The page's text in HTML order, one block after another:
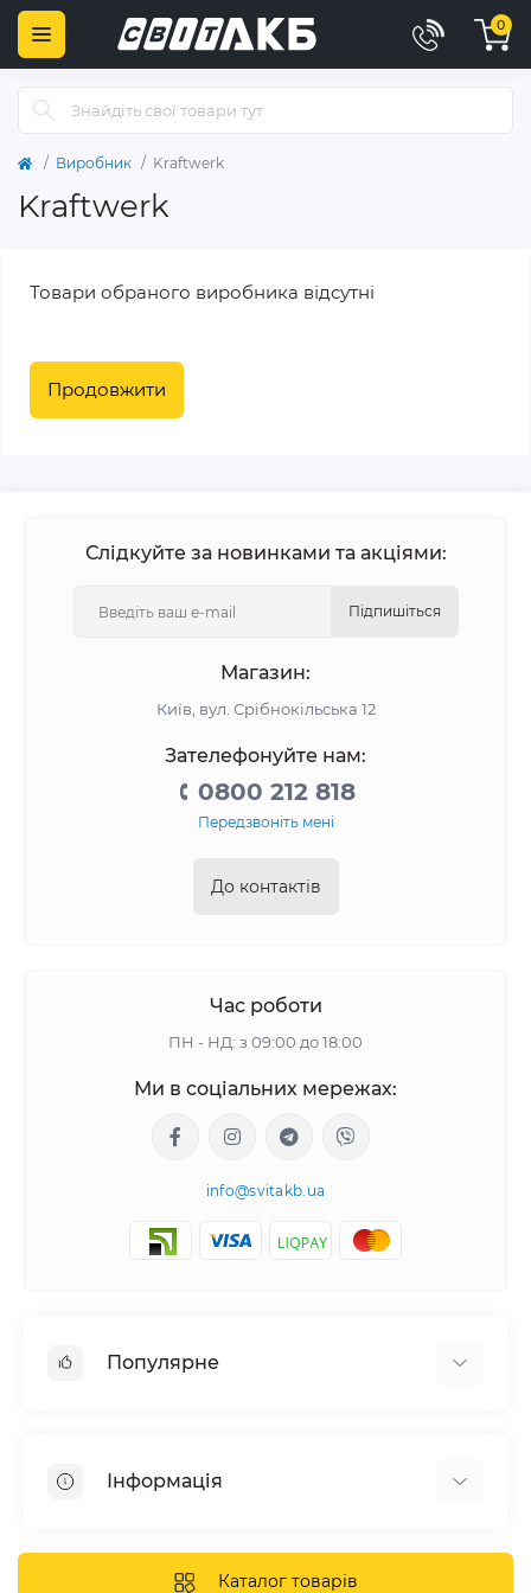
0
Виробник Kraftwerk
Kraftwerk
Товари обраного виробника відсутні
Продовжити
Слідкуйте за новинками та акціями:
Підпишіться
Магазин:
Київ, вул. Срібнокільська 12
Зателефонуйте нам:
0800 212 818
Передзвоніть мені
До контактів
Час роботи
ПН - НД: з 09:00 до 18:00
Ми в соціальних мережах:
info@svitakb.ua
Популярне
Системи зберігання енергії
Інвертори
Інформація
Відгуки про нас
Каталог товарів